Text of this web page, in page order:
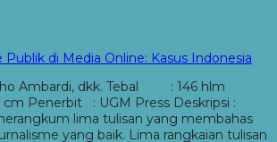
Publik di Media Online: Kasus Indonesia
Ambardi, dkk. Tebal : 146 hlm
Penerbit : UGM Press Deskripsi :
lima tulisan yang membahas
yang baik. Lima rangkaian tulisan